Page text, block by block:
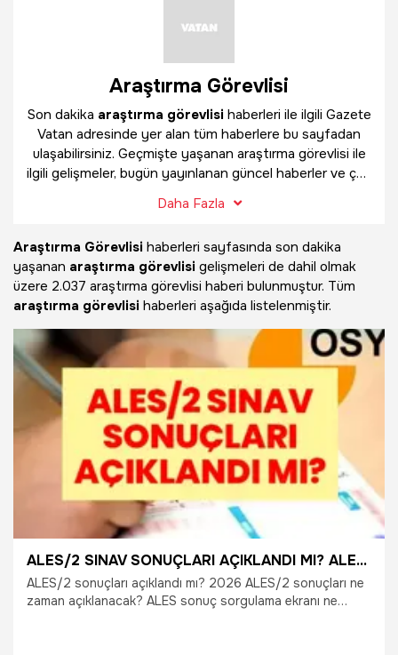
Araştırma Görevlisi
Son dakika araştırma görevlisi haberleri ile ilgili Gazete
Vatan adresinde yer alan tüm haberlere bu sayfadan
ulaşabilirsiniz. Geçmişte yaşanan araştırma görevlisi ile
ilgili gelişmeler, bugün yayınlanan güncel haberler ve çok
bulabilirsiniz.
Daha Fazla
Araştırma Görevlisi haberleri sayfasında son dakika
yaşanan araştırma görevlisi gelişmeleri de dahil olmak
üzere 2.037 araştırma görevlisi haberi bulunmuştur. Tüm
araştırma görevlisi haberleri aşağıda listelenmiştir.
ALES/2 SINAV SONUÇLARI AÇIKLANDI MI? ALES/2 sonuçları ne zaman açıklanacak? İşte ÖSYM sınav sonuç takvimi
ALES/2 sonuçları açıklandı mı? 2026 ALES/2 sonuçları ne
zaman açıklanacak? ALES sonuç sorgulama ekranı ne